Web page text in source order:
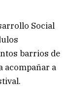
Social
barrios de
acompañar a